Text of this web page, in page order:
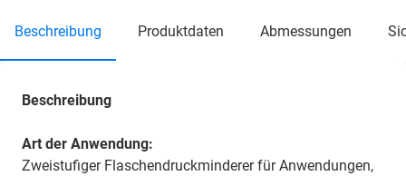
beschreibung produktdaten abmessungen
Beschreibung
Art der Anwendung:
Zweistufiger Flaschendruckminderer für Anwendungen,